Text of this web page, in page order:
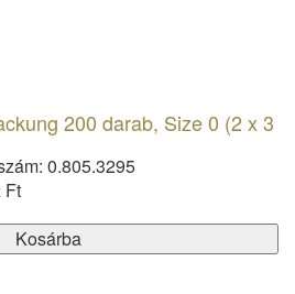
200 darab, Size 0 (2 x 3
0.805.3295
Ft
Kosárba